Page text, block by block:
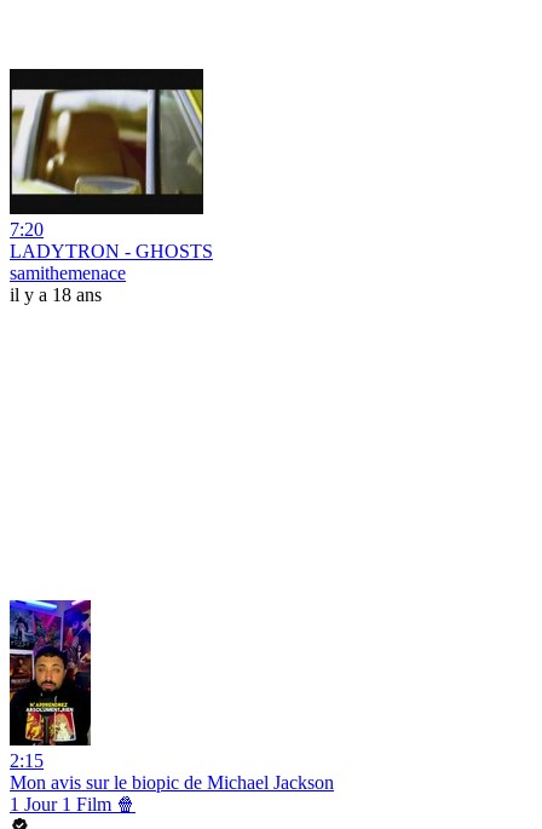
7:20
LADYTRON - GHOSTS
samithemenace
il y a 18 ans
2:15
Mon avis sur le biopic de Michael Jackson
1 Jour 1 Film 🍿